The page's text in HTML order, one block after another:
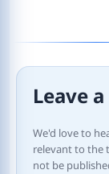
Leave
We'd love to
relevant to the
not be